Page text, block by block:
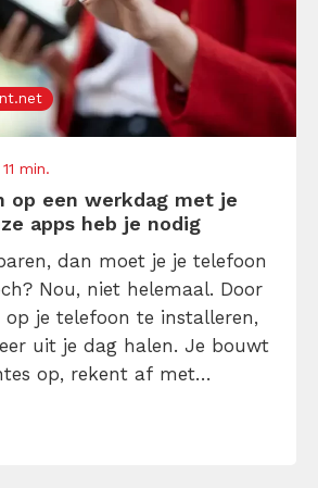
11 min.
op een werkdag met je
apps heb je nodig
dan moet je je telefoon
Nou, niet helemaal. Door
op je telefoon te installeren,
uit je dag halen. Je bouwt
op, rekent af met
En jawel, dat doe je